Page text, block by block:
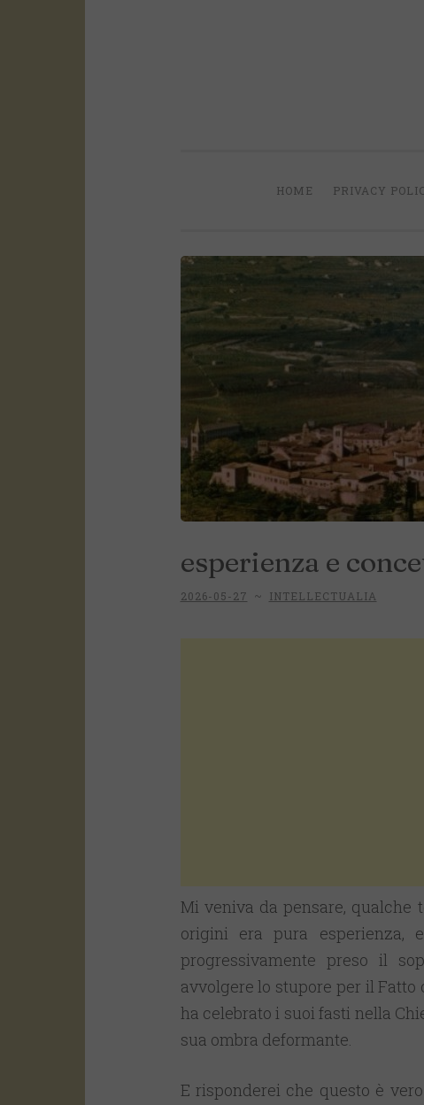
HOME PRIVACY
esperienza e
2026-05-27 ~ INTELLECTUALIA
Mi veniva da pensare, qualche
origini era pura esperienza,
progressivamente preso il
avvolgere lo stupore per il
ha celebrato i suoi fasti nella
sua ombra deformante.
E risponderei che questo è